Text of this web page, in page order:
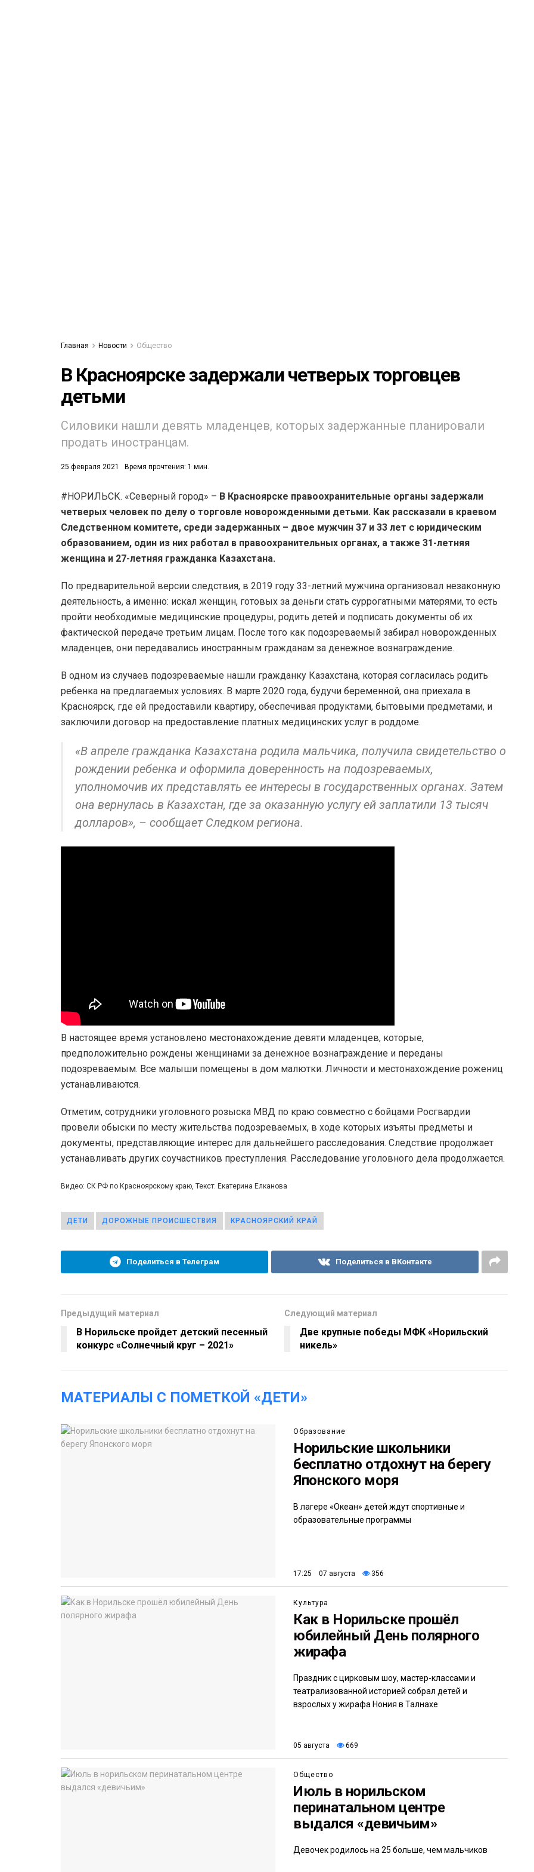
Главная Новости Общество
В Красноярске задержали четверых торговцев
детьми
Силовики нашли девять младенцев, которых задержанные планировали
продать иностранцам.
25 февраля 2021 Время прочтения: 1 мин.
#НОРИЛЬСК. «Северный город» – В Красноярске правоохранительные органы задержали
четверых человек по делу о торговле новорожденными детьми. Как рассказали в краевом
Следственном комитете, среди задержанных – двое мужчин 37 и 33 лет с юридическим
образованием, один из них работал в правоохранительных органах, а также 31-летняя
женщина и 27-летняя гражданка Казахстана.
По предварительной версии следствия, в 2019 году 33-летний мужчина организовал незаконную
деятельность, а именно: искал женщин, готовых за деньги стать суррогатными матерями, то есть
пройти необходимые медицинские процедуры, родить детей и подписать документы об их
фактической передаче третьим лицам. После того как подозреваемый забирал новорожденных
младенцев, они передавались иностранным гражданам за денежное вознаграждение.
В одном из случаев подозреваемые нашли гражданку Казахстана, которая согласилась родить
ребенка на предлагаемых условиях. В марте 2020 года, будучи беременной, она приехала в
Красноярск, где ей предоставили квартиру, обеспечивая продуктами, бытовыми предметами, и
заключили договор на предоставление платных медицинских услуг в роддоме.
«В апреле гражданка Казахстана родила мальчика, получила свидетельство о
рождении ребенка и оформила доверенность на подозреваемых,
уполномочив их представлять ее интересы в государственных органах. Затем
она вернулась в Казахстан, где за оказанную услугу ей заплатили 13 тысяч
долларов», – сообщает Следком региона.
В настоящее время установлено местонахождение девяти младенцев, которые,
предположительно рождены женщинами за денежное вознаграждение и переданы
подозреваемым. Все малыши помещены в дом малютки. Личности и местонахождение рожениц
устанавливаются.
Отметим, сотрудники уголовного розыска МВД по краю совместно с бойцами Росгвардии
провели обыски по месту жительства подозреваемых, в ходе которых изъяты предметы и
документы, представляющие интерес для дальнейшего расследования. Следствие продолжает
устанавливать других соучастников преступления. Расследование уголовного дела продолжается.
Видео: СК РФ по Красноярскому краю, Текст: Екатерина Елканова
ДЕТИ ДОРОЖНЫЕ ПРОИСШЕСТВИЯ КРАСНОЯРСКИЙ КРАЙ
Поделиться в Телеграм Поделиться в ВКонтакте
Предыдущий материал
В Норильске пройдет детский песенный
конкурс «Солнечный круг – 2021»
Следующий материал
Две крупные победы МФК «Норильский
никель»
МАТЕРИАЛЫ С ПОМЕТКОЙ «ДЕТИ»
Образование
Норильские школьники
бесплатно отдохнут на берегу
Японского моря
В лагере «Океан» детей ждут спортивные и
образовательные программы
17:25 07 августа 356
Культура
Как в Норильске прошёл
юбилейный День полярного
жирафа
Праздник с цирковым шоу, мастер-классами и
театрализованной историей собрал детей и
взрослых у жирафа Нония в Талнахе
05 августа 669
Общество
Июль в норильском
перинатальном центре
выдался «девичьим»
Девочек родилось на 25 больше, чем мальчиков